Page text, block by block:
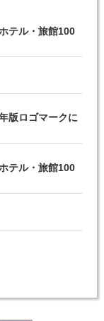
テル・旅館100
版ロゴマークに
テル・旅館100